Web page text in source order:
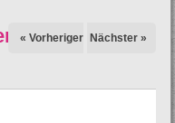
2025
« Vorheriger Nächster »